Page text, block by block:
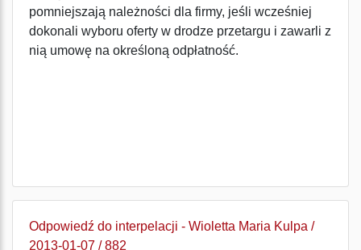
pomniejszają należności dla firmy, jeśli wcześniej
dokonali wyboru oferty w drodze przetargu i zawarli z
nią umowę na określoną odpłatność.
Odpowiedź do interpelacji - Wioletta Maria Kulpa /
2013-01-07 / 882